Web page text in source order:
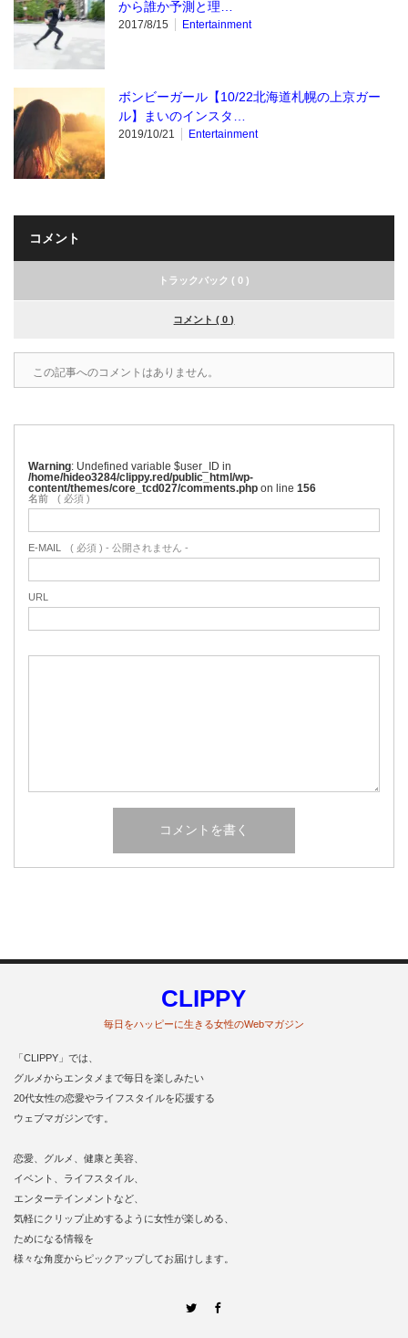
から誰か予測と理…
2017/8/15 Entertainment
ボンビーガール【10/22北海道札幌の上京ガー
ル】まいのインスタ…
2019/10/21 Entertainment
コメント
トラックバック ( 0 )
コメント ( 0 )
この記事へのコメントはありません。
Warning : Undefined variable $user_ID in
/home/hideo3284/clippy.red/public_html/wp-
content/themes/core_tcd027/comments.php on line 156
名前 ( 必須 )
E-MAIL ( 必須 ) - 公開されません -
URL
CLIPPY
毎日をハッピーに生きる女性のWebマガジン
「CLIPPY」では、
グルメからエンタメまで毎日を楽しみたい
20代女性の恋愛やライフスタイルを応援する
ウェブマガジンです。
恋愛、グルメ、健康と美容、
イベント、ライフスタイル、
エンターテインメントなど、
気軽にクリップ止めするように女性が楽しめる、
ためになる情報を
様々な角度からピックアップしてお届けします。
Twitter